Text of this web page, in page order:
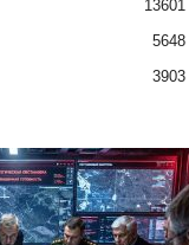
13601
5648
3903